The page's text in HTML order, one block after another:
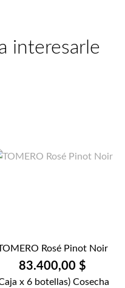
interesarle
Rosé Pinot Noir
83.400,00 $
x 6 botellas) Cosecha